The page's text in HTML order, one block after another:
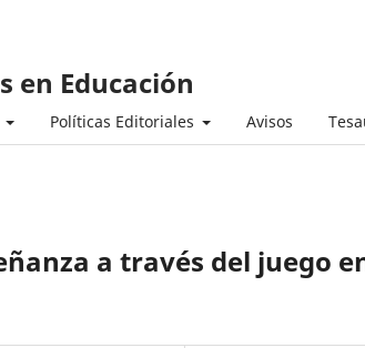
en Educación
Políticas Editoriales Avisos
a través del juego